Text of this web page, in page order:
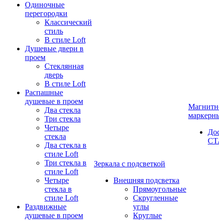
Одиночные
перегородки
Классический
стиль
В стиле Loft
Душевые двери в
проем
Стеклянная
дверь
В стиле Loft
Распашные
душевые в проем
Два стекла
Три стекла
Четыре
стекла
Два стекла в
стиле Loft
Три стекла в
стиле Loft
Четыре
стекла в
стиле Loft
Раздвижные
душевые в проем
Зеркала с подсветкой
Внешняя подсветка
Прямоугольные
Скругленные
углы
Круглые